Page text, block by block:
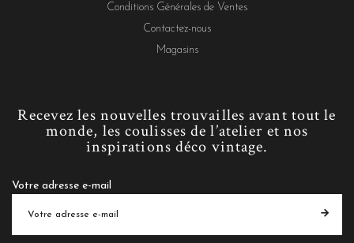
Conditions Générales de Ventes
Contactez-nous
Magasins
Recevez les nouvelles trouvailles avant tout le
monde, les coulisses de l’atelier et nos
inspirations déco vintage.
Votre adresse e-mail